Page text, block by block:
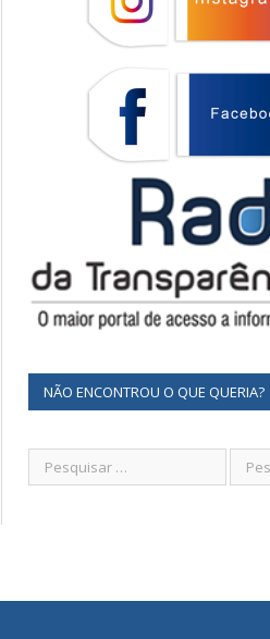
NÃO ENCONTROU O QUE QUERIA?